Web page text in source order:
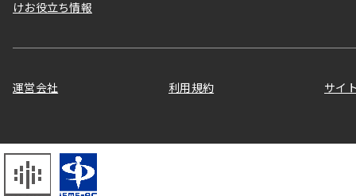
けお役立ち情報
運営会社 利用規約 サイ